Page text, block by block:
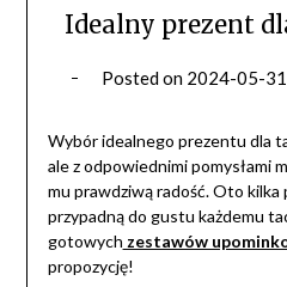
Idealny prezent
Posted on 2024-05-31
Wybór idealnego prezentu dla
ale z odpowiednimi pomysłami
mu prawdziwą radość. Oto
przypadną do gustu każdemu
gotowych zestawów
propozycję!